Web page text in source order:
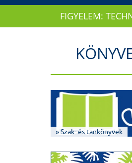
FIGYELEM:
» Szak- és tankönyvek